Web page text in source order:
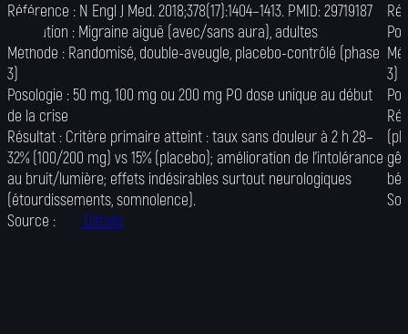
Référence : N Engl J Med. 2018;378(17):1404–1413. PMID: 29719187
Population : Migraine aiguë (avec/sans aura), adultes
Méthode : Randomisé, double-aveugle, placebo-contrôlé (phase
3)
Posologie : 50 mg, 100 mg ou 200 mg PO dose unique au début
de la crise
Résultat : Critère primaire atteint : taux sans douleur à 2 h 28–
32% (100/200 mg) vs 15% (placebo); amélioration de l’intolérance
au bruit/lumière; effets indésirables surtout neurologiques
(étourdissements, somnolence).
Source :
Détails
3)